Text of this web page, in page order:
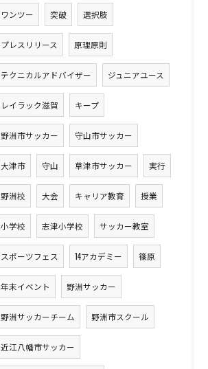
ワンツー 突破 選択肢
プレスリリース 原理原則
テクニカルアドバイザー ジュニアユース
レイラック滋賀 キープ
野洲市サッカー 守山市サッカー
大津市 守山 草津市サッカー 実行
野洲校 大会 キャリア教育 授業
小学校 志津小学校 サッカー教室
スポーツフェス 14アカデミー 篠原
年末イベント 野洲サッカー
野洲サッカーチーム 野洲市スクール
近江八幡市サッカー